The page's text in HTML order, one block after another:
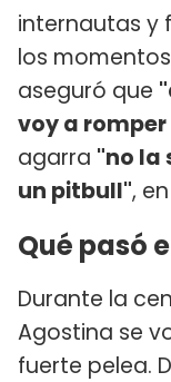
internautas y
los
aseguró que
voy a
agarra "no la
un pitbull",
Qué pasó
Durante la
Agostina se
fuerte pelea.